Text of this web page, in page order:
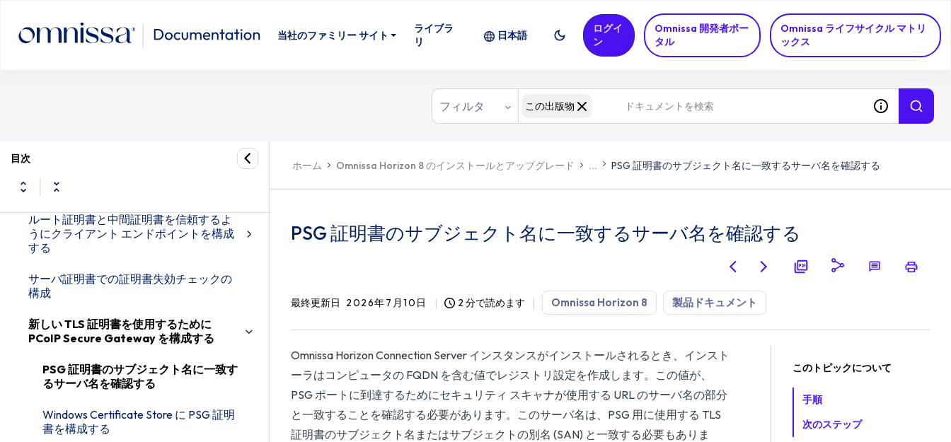
当社のファミリー サイト
ライブラ
リ
Omnissa 開発者ポー
タル
Omnissa ライフサイクル マトリ
ックス
日本語
ログイ
ン
フィルタ この出版物
目次
ッセージ検証の構成
認証局 (CA) からの署名付き TLS 証明書の
Horizon Connection Server を構成する
ルート証明書と中間証明書を信頼するよ
うにクライアント エンドポイントを構成
する
サーバ証明書での証明書失効チェックの
構成
新しい TLS 証明書を使用するために
PCoIP Secure Gateway を構成する
PSG 証明書のサブジェクト名に一致す
るサーバ名を確認する
Windows Certificate Store に PSG 証明
書を構成する
ホーム Omnissa Horizon 8 のインストールとアップグレード ... PSG 証明書のサブジェクト名に一致するサーバ名を確認する
PSG 証明書のサブジェクト名に一致するサーバ名を確認する
最終更新日 2026年7月10日 2 分で読めます Omnissa Horizon 8 製品ドキュメント
Omnissa Horizon Connection Server インスタンスがインストールされるとき、インスト
ーラはコンピュータの FQDN を含む値でレジストリ設定を作成します。この値が、
PSG ポートに到達するためにセキュリティ スキャナが使用する URL のサーバ名の部分
と一致することを確認する必要があります。このサーバ名は、PSG 用に使用する TLS
証明書のサブジェクト名またはサブジェクトの別名 (SAN) と一致する必要もありま
このトピックについて
手順
次のステップ